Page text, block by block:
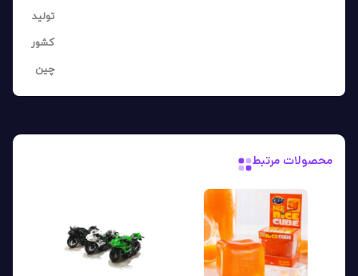
تولید
کشور
چین
محصولات مرتبط